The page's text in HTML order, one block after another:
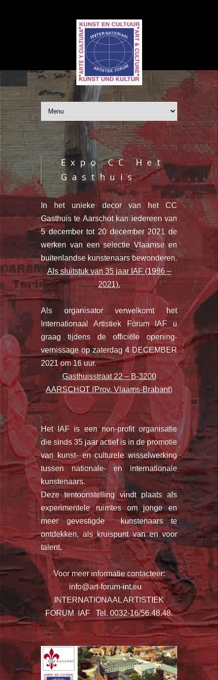
Expo CC Het
Gasthuis
In het unieke decor van het CC
Gasthuis te Aarschot kan iedereen van
5 december tot 20 december 2021 de
werken van een selectie Vlaamse en
buitenlandse kunstenaars bewonderen.
Als sluitstuk van 35 jaar IAF (1986 –
2021).
Als organisator verwelkomt het
Internationaal Artistiek Forum IAF u
graag tijdens de officiële opening-
vernissage op zaterdag 4 DECEMBER
2021 om 16 uur.
Gasthuisstraat 22 – B-3200
AARSCHOT (Prov. Vlaams-Brabant)
Het IAF is een non-profit organisatie
die sinds 35 jaar actief is in de promotie
van kunst- en culturele wisselwerking
tussen nationale- en internationale
kunstenaars.
Deze tentoonstelling vindt plaats als
experimentele ruimtes om jonge en
meer gevestigde kunstenaars te
ontdekken, als kruispunt van en voor
talent.
Voor meer informatie contacteer:
info@art-forum-int.eu
INTERNATIONAAL ARTISTIEK
FORUM IAF Tel. 0032-16/56.48.48.